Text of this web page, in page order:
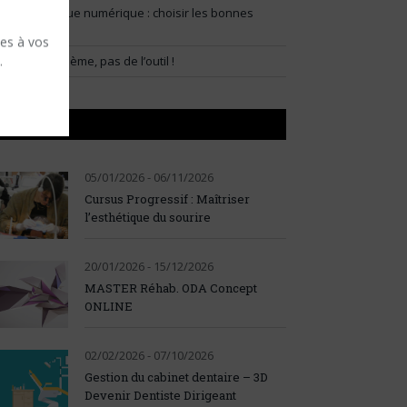
à vos
Flux prothétique numérique : choisir les bonnes
du problème, pas de l’outil !
05/01/2026 - 06/11/2026
Cursus Progressif : Maîtriser
l’esthétique du sourire
20/01/2026 - 15/12/2026
MASTER Réhab. ODA Concept
ONLINE
02/02/2026 - 07/10/2026
Gestion du cabinet dentaire – 3D
Devenir Dentiste Dirigeant